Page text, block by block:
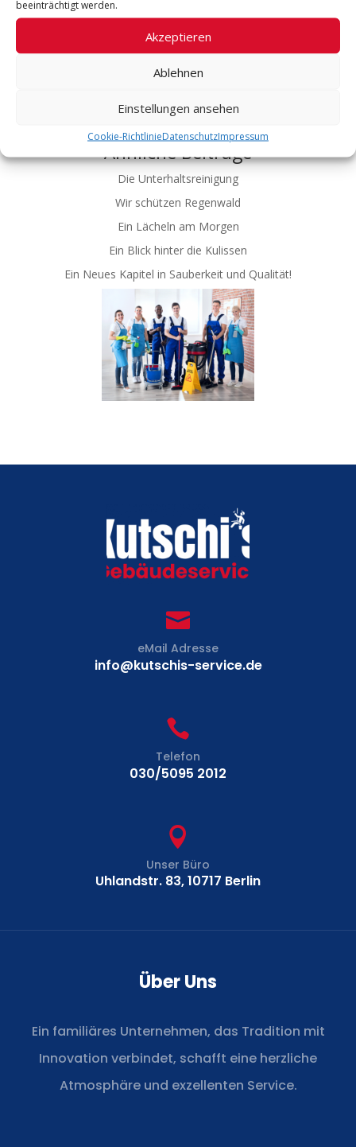
beeinträchtigt werden.
Akzeptieren
Ablehnen
Einstellungen ansehen
Cookie-RichtlinieDatenschutzImpressum
Ähnliche Beiträge
Die Unterhaltsreinigung
Wir schützen Regenwald
Ein Lächeln am Morgen
Ein Blick hinter die Kulissen
Ein Neues Kapitel in Sauberkeit und Qualität!

eMail Adresse
info@kutschis-service.de

Telefon
030/5095 2012

Unser Büro
Uhlandstr. 83, 10717 Berlin
Über Uns
Ein familiäres Unternehmen, das Tradition mit
Innovation verbindet, schafft eine herzliche
Atmosphäre und exzellenten Service.